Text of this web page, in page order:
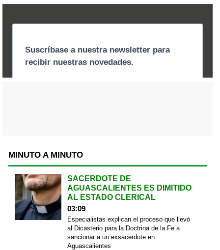
MINUTO A MINUTO
SACERDOTE DE
AGUASCALIENTES ES DIMITIDO
AL ESTADO CLERICAL
03:09
Especialistas explican el proceso que llevó
al Dicasterio para la Doctrina de la Fe a
sancionar a un exsacerdote en
Aguascalientes